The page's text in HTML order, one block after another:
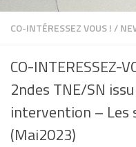
CO-INTÉRESSEZ VOUS !/
CO-INTERESSEZ-
2ndes TNE/SN
intervention – Les
(Mai2023)